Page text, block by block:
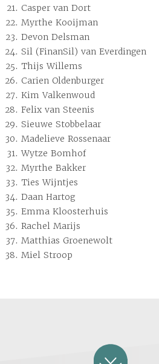
Casper van Dort
Myrthe Kooijman
Devon Delsman
Sil (FinanSil) van Everdingen
Thijs Willems
Carien Oldenburger
Kim Valkenwoud
Felix van Steenis
Sieuwe Stobbelaar
Madelieve Rossenaar
Wytze Bomhof
Myrthe Bakker
Ties Wijntjes
Daan Hartog
Emma Kloosterhuis
Rachel Marijs
Matthias Groenewolt
Miel Stroop